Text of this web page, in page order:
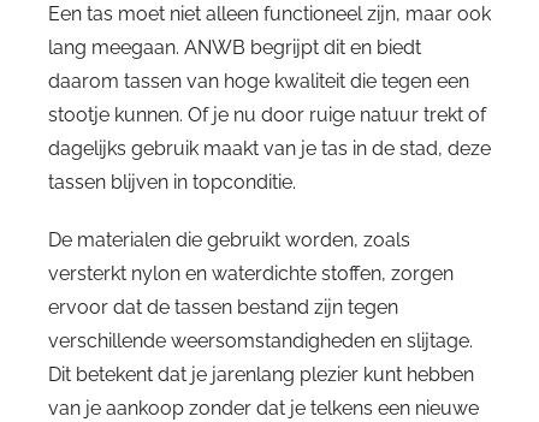
Een tas moet niet alleen functioneel zijn, maar ook
lang meegaan. ANWB begrijpt dit en biedt
daarom tassen van hoge kwaliteit die tegen een
stootje kunnen. Of je nu door ruige natuur trekt of
dagelijks gebruik maakt van je tas in de stad, deze
tassen blijven in topconditie.
De materialen die gebruikt worden, zoals
versterkt nylon en waterdichte stoffen, zorgen
ervoor dat de tassen bestand zijn tegen
verschillende weersomstandigheden en slijtage.
Dit betekent dat je jarenlang plezier kunt hebben
van je aankoop zonder dat je telkens een nieuwe